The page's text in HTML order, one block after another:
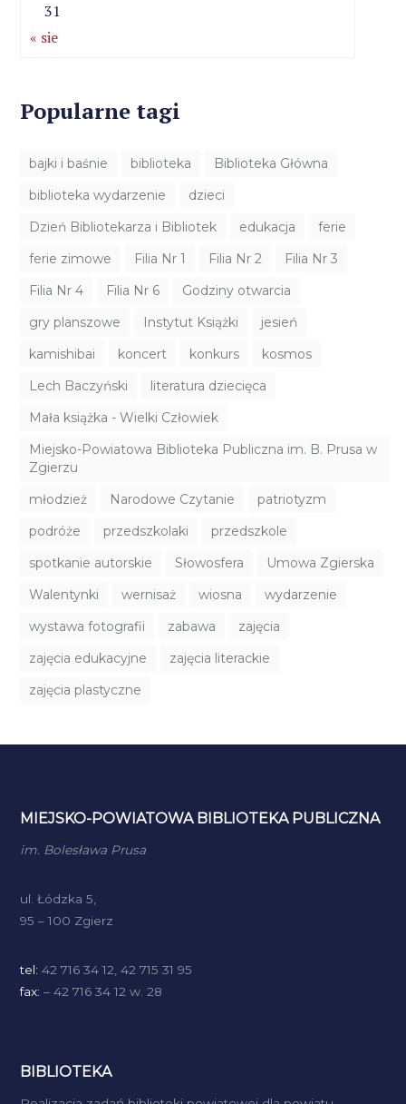
31
« sie
Popularne tagi
bajki i baśnie biblioteka
Biblioteka Główna
biblioteka wydarzenie
dzieci
Dzień Bibliotekarza i Bibliotek
edukacja
ferie
ferie zimowe
Filia Nr 1 Filia Nr 2
Filia Nr 3
Filia Nr 4
Filia Nr 6
Godziny otwarcia
gry planszowe
Instytut Książki
jesień
kamishibai
koncert konkurs
kosmos
Lech Baczyński
literatura dziecięca
Mała książka - Wielki Człowiek
Miejsko-Powiatowa Biblioteka Publiczna im. B. Prusa w
Zgierzu
młodzież
Narodowe Czytanie
patriotyzm
podróże
przedszkolaki
przedszkole
spotkanie autorskie
Słowosfera
Umowa Zgierska
Walentynki
wernisaż wiosna
wydarzenie
wystawa fotografii
zabawa
zajęcia
zajęcia edukacyjne
zajęcia literackie
zajęcia plastyczne
MIEJSKO-POWIATOWA BIBLIOTEKA PUBLICZNA
im. Bolesława Prusa
ul. Łódzka 5,
95 – 100 Zgierz
tel: 42 716 34 12, 42 715 31 95
fax: – 42 716 34 12 w. 28
BIBLIOTEKA